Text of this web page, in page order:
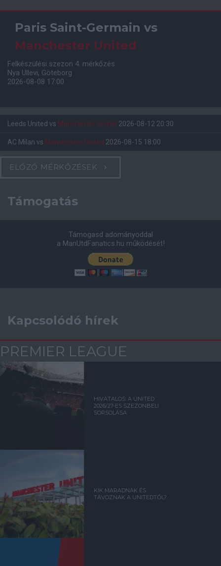
Paris Saint-Germain vs
Manchester United
Felkészülési szezon 4. mérkőzés
Nya Ullevi, Göteborg
2026-08-08 17:00
Leeds United vs Manchester United 2026-08-12 20:30
AC Milan vs Manchester United 2026-08-15 18:00
ELŐZŐ MÉRKŐZÉSEK
Támogatás
Támogasd adományoddal
a ManUtdFanatics.hu működését!
Kapcsolódó hírek
PREMIER LEAGUE
HIVATALOS: A UNITED
2026/27-ES SZEZONBELI
SORSOLÁSA
KIK MARADNAK ÉS
TÁVOZNAK A UNITEDTŐL?